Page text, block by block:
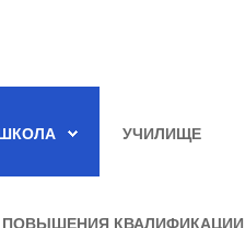
УЧИЛИЩЕ
КВАЛИФИКАЦИИ